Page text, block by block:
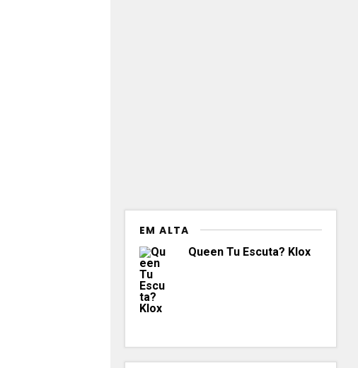
EM ALTA
Queen Tu Escuta? Klox